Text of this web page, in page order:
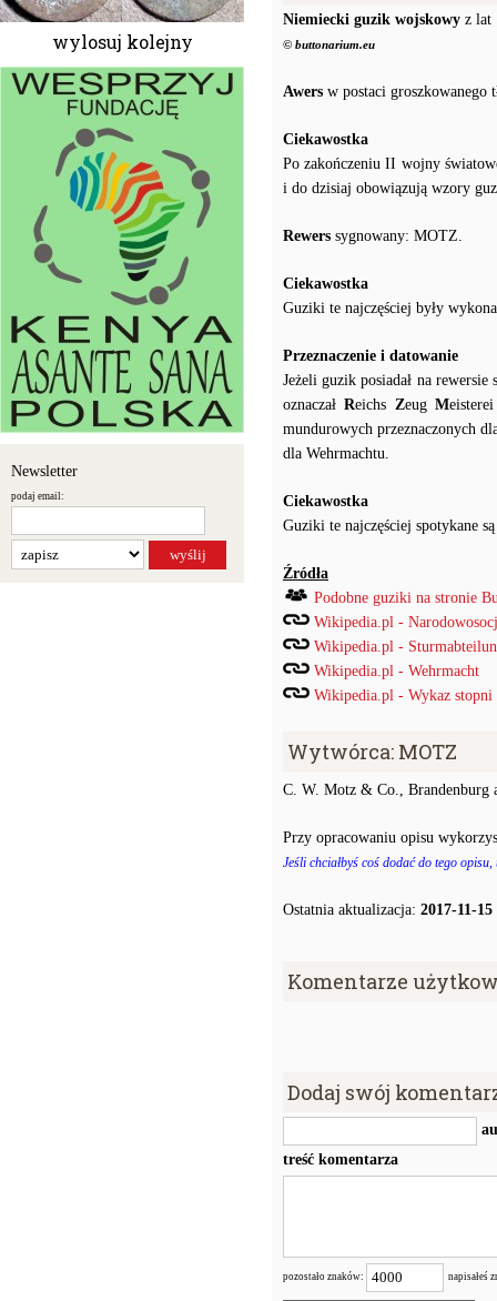
wylosuj kolejny
Newsletter
podaj email:
Niemiecki guzik wojskowy z lat
© buttonarium.eu
Awers w postaci groszkowanego
Ciekawostka
Po zakończeniu II wojny
i do dzisiaj obowiązują wzory
Rewers sygnowany: MOTZ.
Ciekawostka
Guziki te najczęściej były
Przeznaczenie i datowanie
Jeżeli guzik posiadał na
oznaczałReichs Zeug M
mundurowych przeznaczonych
dla Wehrmachtu.
Ciekawostka
Guziki te najczęściej spotykane
Źródła
Podobne guziki na stronie
Wikipedia.pl -
Wikipedia.pl -
Wikipedia.pl - Wehrmacht
Wikipedia.pl - Wykaz stopni
Wytwórca: MOTZ
C. W. Motz & Co.,
Przy opracowaniu opisu
Jeśli chciałbyś coś dodać do tego
Ostatnia aktualizacja: 2017-11-15
Komentarze
Dodaj swój
treść komentarza
pozostało znaków: napisałeś